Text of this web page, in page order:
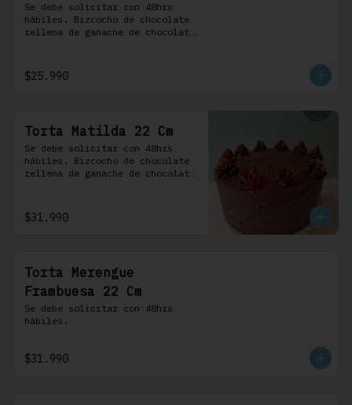
Se debe solicitar con 48hrs
hábiles. Bizcocho de chocolate
rellena de ganache de chocolate
chocolate.
$25.990
Torta Matilda 22 Cm
Se debe solicitar con 48hrs
hábiles. Bizcocho de chocolate
rellena de ganache de chocolate
chocolate.
$31.990
Torta Merengue
Frambuesa 22 Cm
Se debe solicitar con 48hrs
hábiles.
$31.990